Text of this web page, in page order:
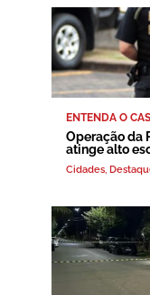
ENTENDA O
Operação da
atinge alto
Cidades,